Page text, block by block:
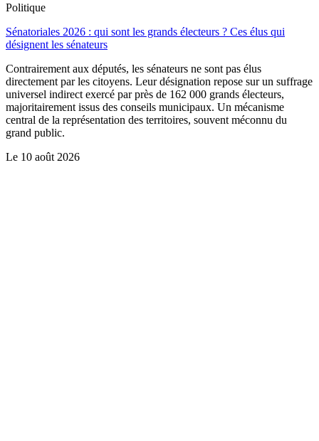
Politique
Sénatoriales 2026 : qui sont les grands électeurs ? Ces élus qui
désignent les sénateurs
Contrairement aux députés, les sénateurs ne sont pas élus
directement par les citoyens. Leur désignation repose sur un suffrage
universel indirect exercé par près de 162 000 grands électeurs,
majoritairement issus des conseils municipaux. Un mécanisme
central de la représentation des territoires, souvent méconnu du
grand public.
Le 10 août 2026